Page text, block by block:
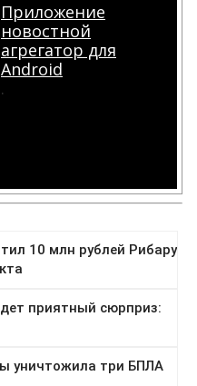
Приложение
новостной
агрегатор для
Android
.